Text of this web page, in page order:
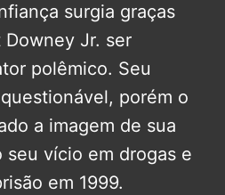
surgia graças
Jr. ser
polêmico. Seu
porém o
a imagem de sua
seu vício em drogas e
em 1999.